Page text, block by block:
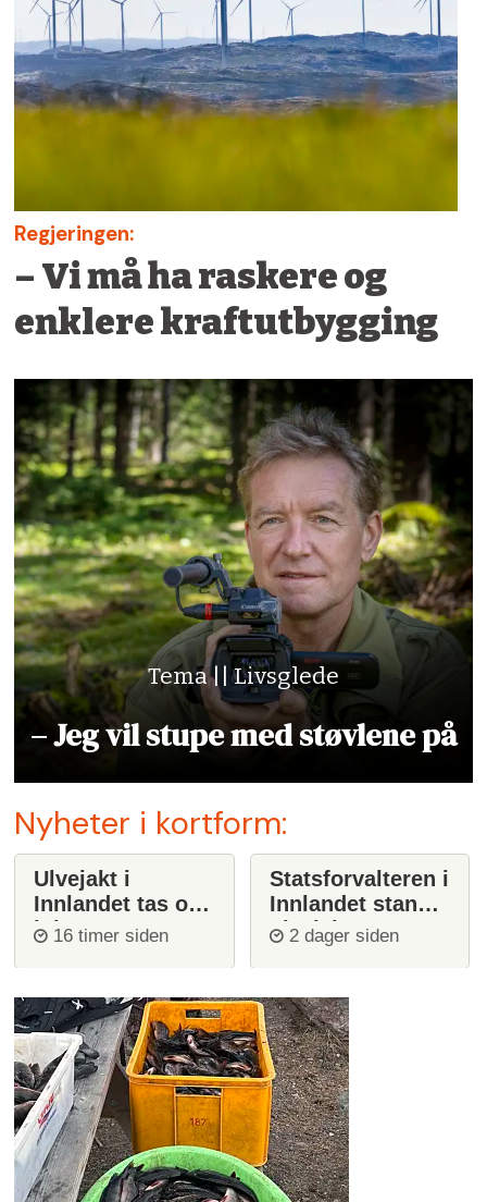
Regjeringen:
– Vi må ha raskere og
enklere kraftutbygging
Tema || Livsglede
– Jeg vil stupe med støvlene på
Nyheter i kortform:
Ulvejakt i
Innlandet tas opp
igjen
16 timer siden
Statsforvalteren i
Innlandet stanser
ulvejakt
2 dager siden